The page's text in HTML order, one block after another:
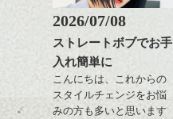
2026/07/08
ストレートボブでお手
入れ簡単に
こんにちは、これからの
スタイルチェンジをお悩
みの方も多いと思います